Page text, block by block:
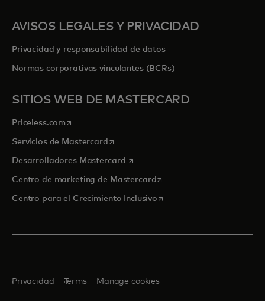
AVISOS LEGALES Y PRIVACIDAD
Privacidad y responsabilidad de datos
Normas corporativas vinculantes (BCRs)
SITIOS WEB DE MASTERCARD
Priceless.com se abre en una pestaña nueva
Servicios de Mastercardse abre en una pestaña nueva
Desarrolladores Mastercard se abre en una pestaña nueva
Centro de marketing de Mastercardse abre en una pestaña
Centro para el Crecimiento Inclusivose abre en una pestaña
Privacidad Terms Manage cookies